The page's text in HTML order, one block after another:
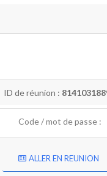
ID de réunion :
Code / mot de passe :
ALLER EN REUNION